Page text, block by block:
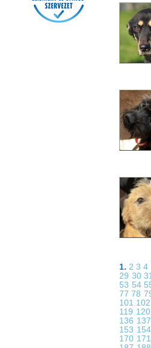
1. 234
29 30
53 54
7778
101 102
119 120
136 137
153 154
170 171